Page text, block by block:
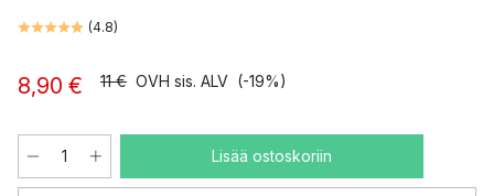
(4.8)
8,90 € 11 € OVH sis. ALV (-19%)
Lisää ostoskoriin